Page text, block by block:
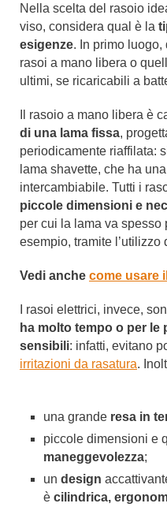
Nella scelta del rasoio
viso, considera qual è la
esigenze. In primo
rasoi a mano libera o
ultimi, se ricaricabili a
Il rasoio a mano libera è
di una lama fissa,
periodicamente riaffilata:
lama shavette, che ha
intercambiabile. Tutti i
piccole dimensioni e
per cui la lama va spesso
esempio, tramite l’utilizzo
Vedi anche come usare
I rasoi elettrici, invece,
ha molto tempo o per le
sensibili: infatti, evitano
irritazioni da rasatura.
una grande resa in
piccole dimensioni e
maneggevolezza;
un design
ècilindrica,